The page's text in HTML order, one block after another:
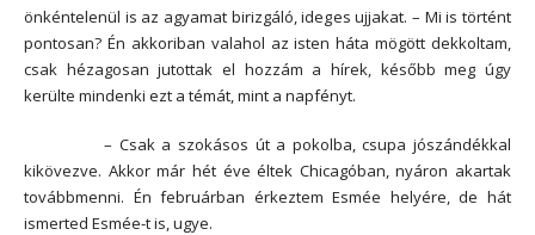
önkéntelenül is az agyamat birizgáló, ideges ujjakat. – Mi is történt
pontosan? Én akkoriban valahol az isten háta mögött dekkoltam,
csak hézagosan jutottak el hozzám a hírek, később meg úgy
kerülte mindenki ezt a témát, mint a napfényt.
– Csak a szokásos út a pokolba, csupa jószándékkal
kikövezve. Akkor már hét éve éltek Chicagóban, nyáron akartak
továbbmenni. Én februárban érkeztem Esmée helyére, de hát
ismerted Esmée-t is, ugye.